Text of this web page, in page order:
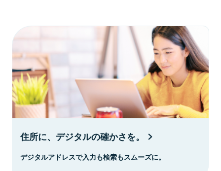
住所に、デジタルの確かさを。
デジタルアドレスで入力も検索もスムーズに。